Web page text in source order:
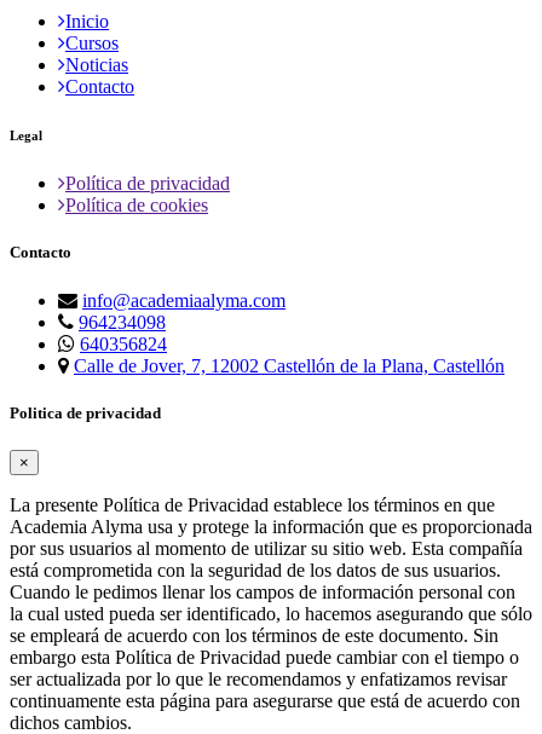
Inicio
Cursos
Noticias
Contacto
Legal
Política de privacidad
Política de cookies
Contacto
info@academiaalyma.com
964234098
640356824
Calle de Jover, 7, 12002 Castellón de la Plana, Castellón
Politica de privacidad
×
La presente Política de Privacidad establece los términos en que
Academia Alyma usa y protege la información que es proporcionada
por sus usuarios al momento de utilizar su sitio web. Esta compañía
está comprometida con la seguridad de los datos de sus usuarios.
Cuando le pedimos llenar los campos de información personal con
la cual usted pueda ser identificado, lo hacemos asegurando que sólo
se empleará de acuerdo con los términos de este documento. Sin
embargo esta Política de Privacidad puede cambiar con el tiempo o
ser actualizada por lo que le recomendamos y enfatizamos revisar
continuamente esta página para asegurarse que está de acuerdo con
dichos cambios.